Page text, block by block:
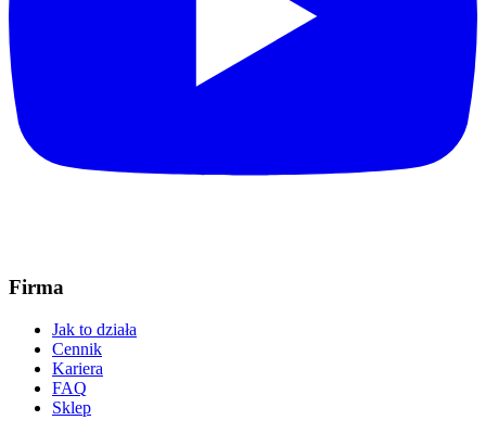
Firma
Jak to działa
Cennik
Kariera
FAQ
Sklep